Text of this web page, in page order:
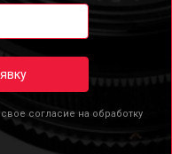
согласие на обработку